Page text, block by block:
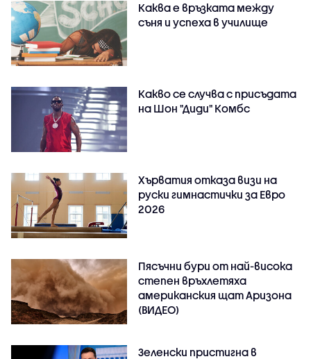
Каква е връзката между
съня и успеха в училище
Какво се случва с присъдата
на Шон "Диди" Комбс
Хърватия отказа визи на
руски гимнастички за Евро
2026
Пясъчни бури от най-висока
степен връхлетяха
американския щат Аризона
(ВИДЕО)
Зеленски пристигна в